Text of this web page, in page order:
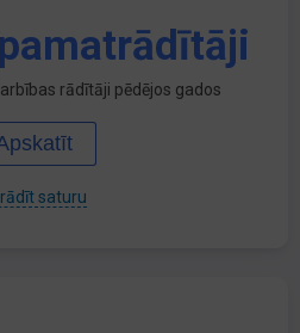
rādītāji pēdējos gados
saturu